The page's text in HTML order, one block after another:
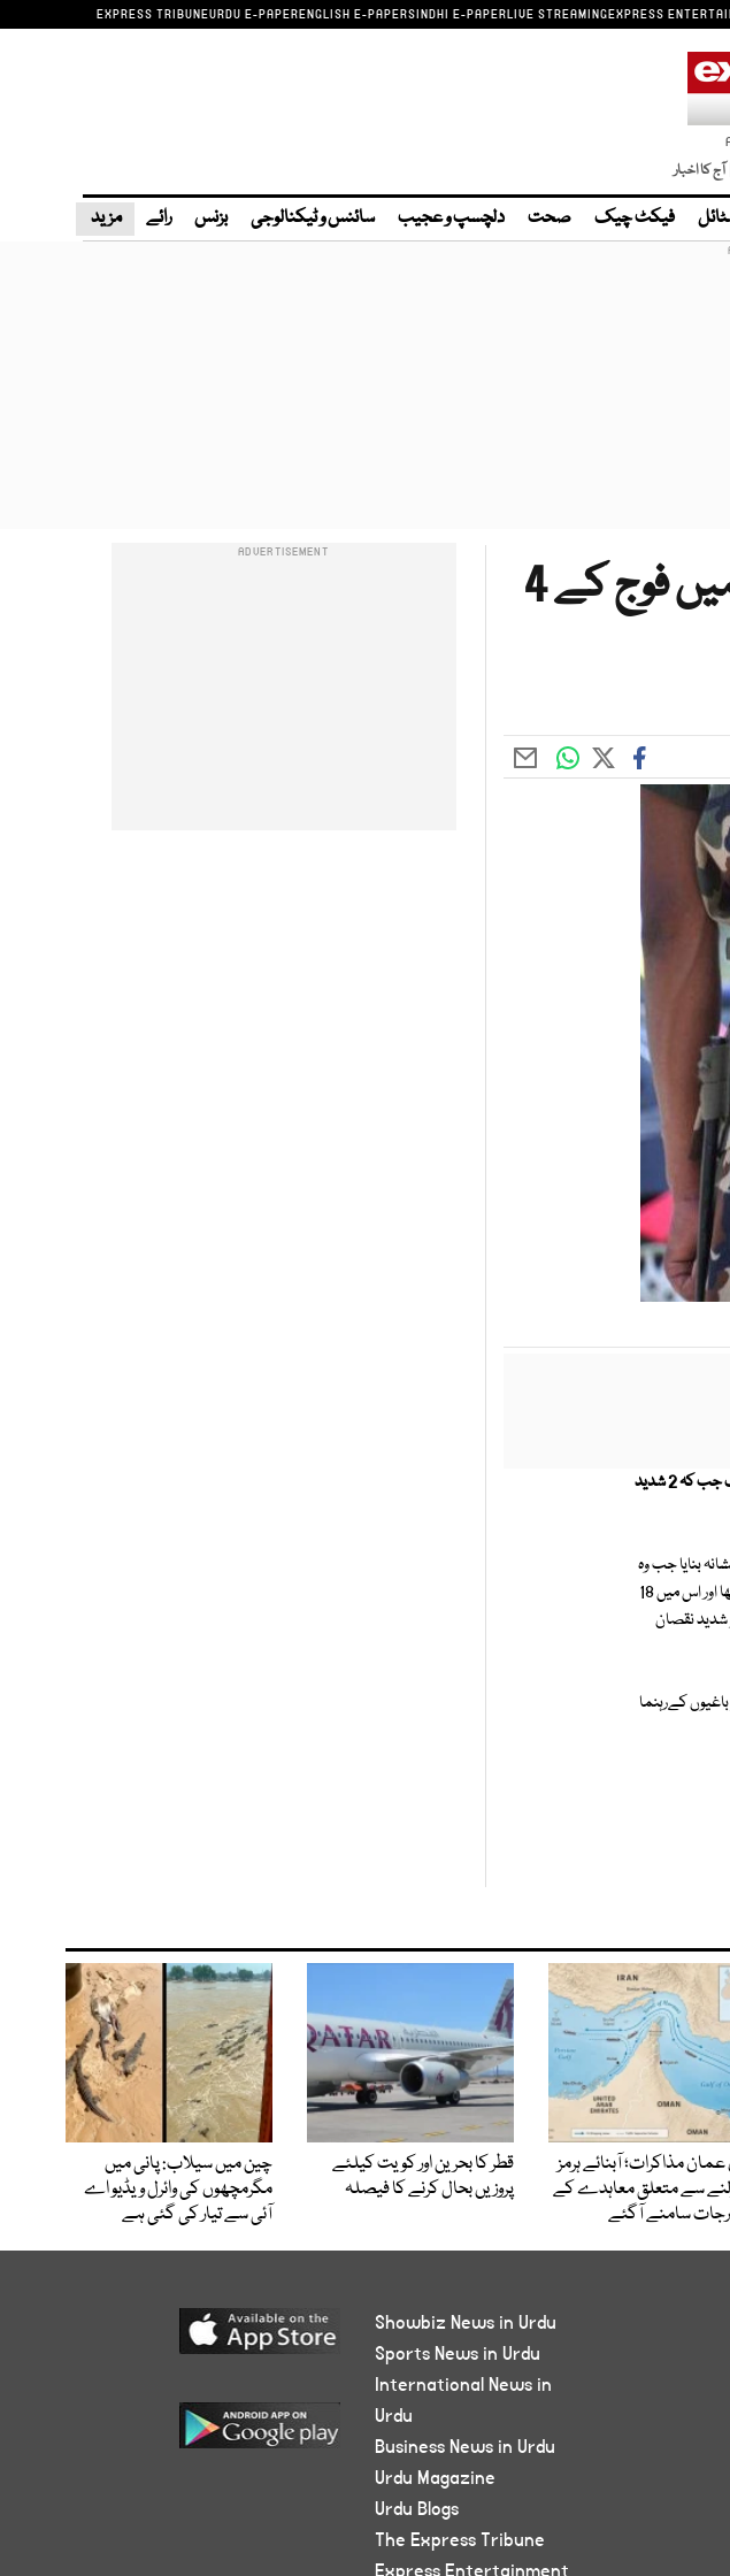
EXPRESS TRIBUNEURDU E-PAPERENGLISH E-PAPERSINDHI E-PAPERLIVE STREAMINGEXPRESS
کا اخبار
فیکٹ چیک صحت دلچسپ و عجیب سائنس و ٹیکنالوجی بزنس رائے مزید
بھارتی ریاست اڑیسہ میں ماؤباغیوں کے حملے میں فوج کے 4
بھارتی ریاست اڑیسہ کے ضلع کوراپت میں ماؤ باغیوں کے بھارتی بارڈر سیکیورٹی فورس کے قافلے پر حملے کے نتیجے میں 4 اہلکار ہلاک جب کہ 2 شدید
اس وقت نشانہ بنایا جب وہ
کورا پٹ کے علاقے ریلے گادا کے قریب گھاٹ روڈ سے گزر رہا تھا۔ پولیس کے مطابق بارڈر سیکورٹی فورس کا قافلہ 3 گاڑیوں پر مشتمل تھا اور اس میں 18
گاڑی کو شدید نقصان
جانے والے ماؤ باغیوں کےرہنما
عمان مذاکرات؛ آبنائے ہرمز
سے متعلق معاہدے کے
سامنے آگئے
قطر کا بحرین اور کویت کیلئے
پروزیں بحال کرنے کا فیصلہ
چین میں سیلاب: پانی میں
مگرمچھوں کی وائرل ویڈیو اے
آئی سے تیار کی گئی ہے
Showbiz News in Urdu
Sports News in Urdu
International News in
Urdu
Business News in Urdu
Urdu Magazine
Urdu Blogs
The Express Tribune